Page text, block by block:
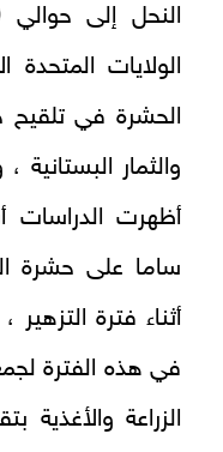
الولايات المتحدة
والثمار البستانية
أظهرت الدراسات
ساما على حشرة
أثناء فترة
في هذه الفترة
الزراعة والأغذية